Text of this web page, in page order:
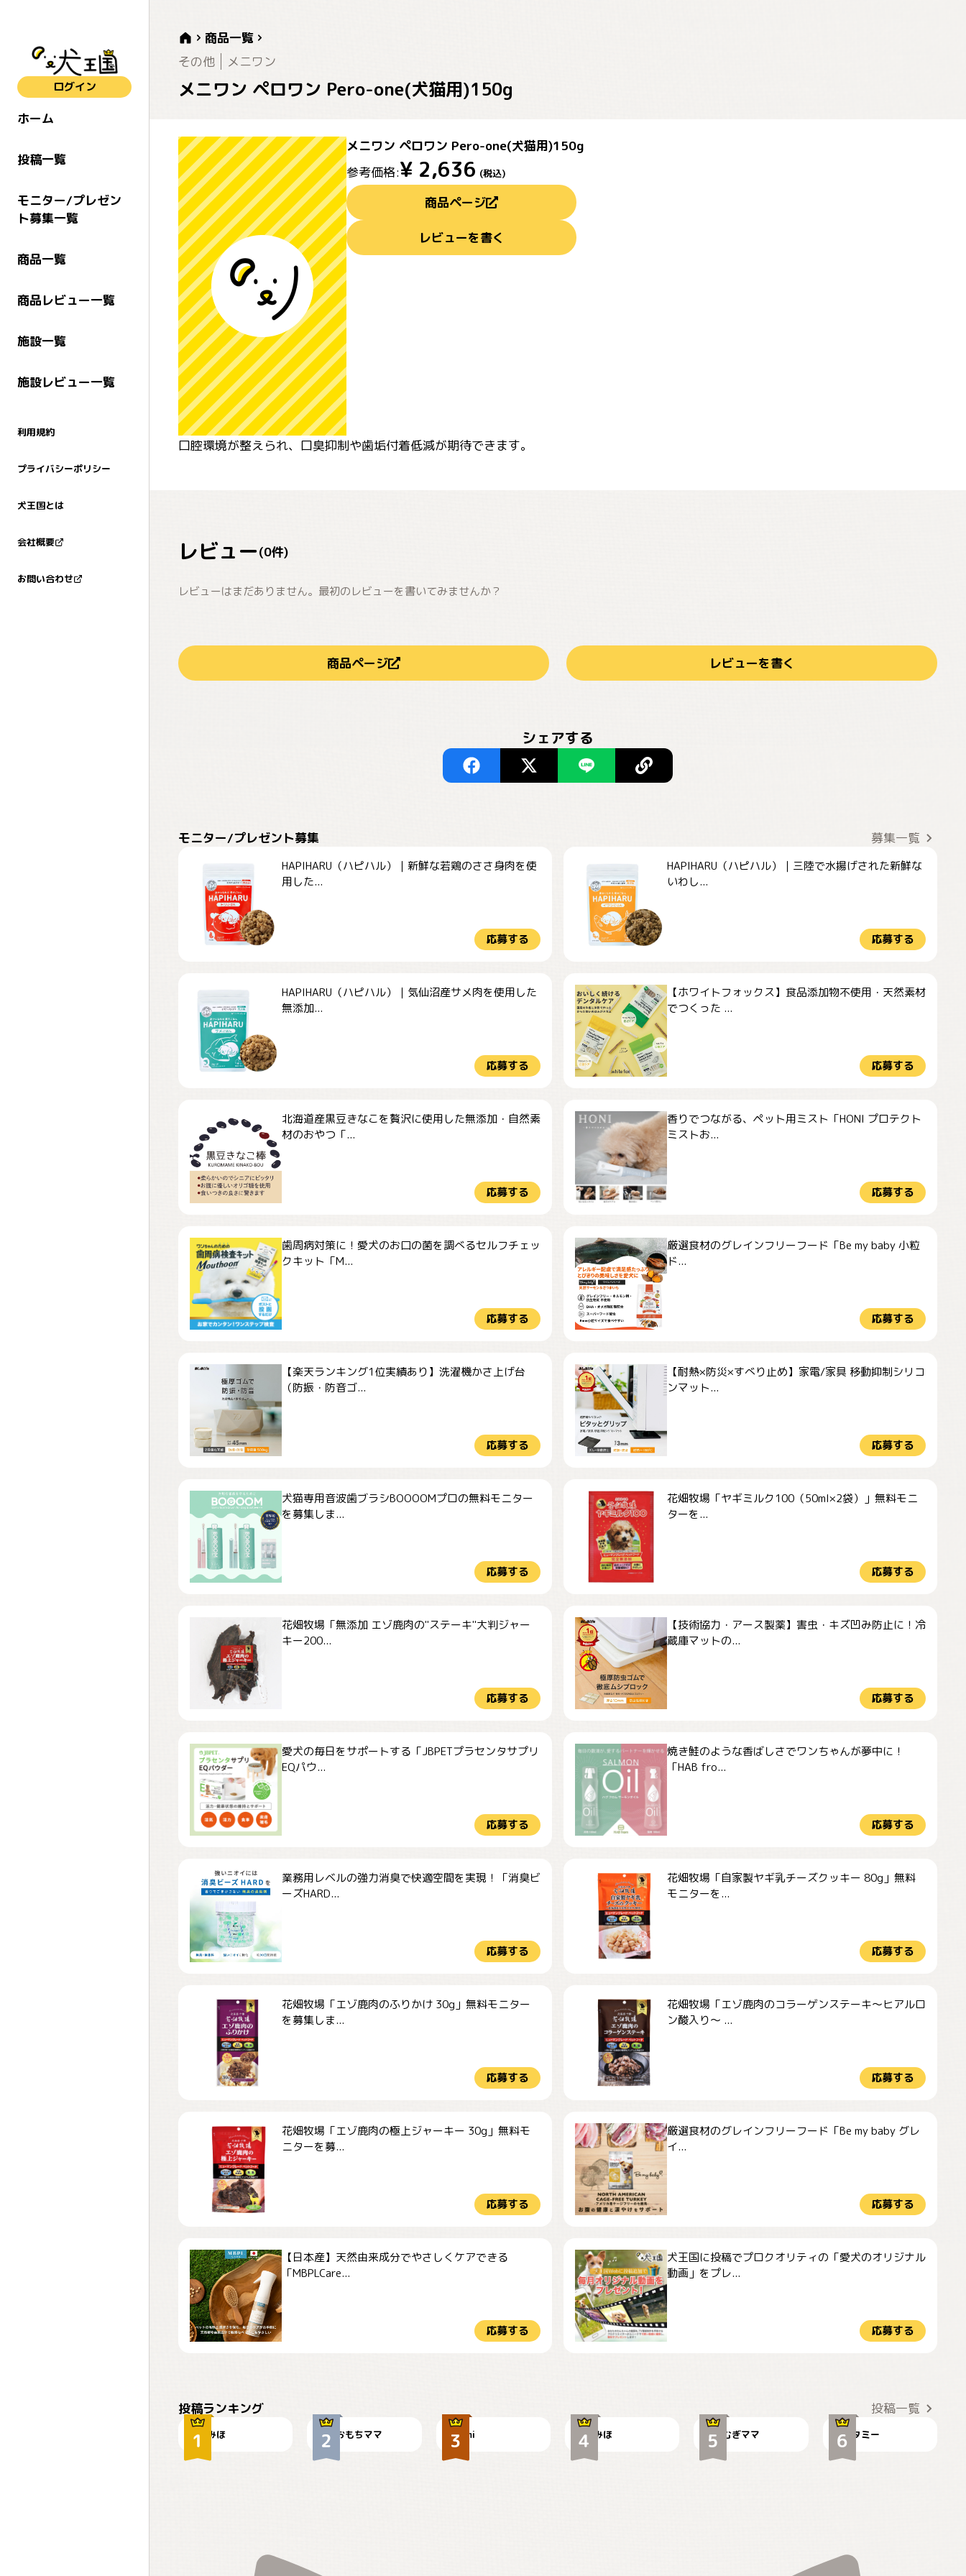
ログイン
ホーム
投稿一覧
モニター/プレゼン
ト募集一覧
商品一覧
商品レビュー一覧
施設一覧
施設レビュー一覧
利用規約
プライバシーポリシー
犬王国とは
会社概要
お問い合わせ
商品一覧
その他
メニワン
メニワン ペロワン Pero-one(犬猫用)150g
メニワン ペロワン Pero-one(犬猫用)150g
参考価格:¥ 2,636 (税込)
商品ページ
レビューを書く
口腔環境が整えられ、口臭抑制や歯垢付着低減が期待できます。
レビュー(0件)
レビューはまだありません。最初のレビューを書いてみませんか？
商品ページ レビューを書く
シェアする
モニター/プレゼント募集 募集一覧
HAPIHARU（ハピハル）｜新鮮な若鶏のささ身肉を使
用した...
応募する
HAPIHARU（ハピハル）｜三陸で水揚げされた新鮮な
いわし...
応募する
HAPIHARU（ハピハル）｜気仙沼産サメ肉を使用した
無添加...
応募する
【ホワイトフォックス】食品添加物不使用・天然素材
でつくった ...
応募する
北海道産黒豆きなこを贅沢に使用した無添加・自然素
材のおやつ「...
応募する
香りでつながる、ペット用ミスト「HONI プロテクト
ミストお...
応募する
歯周病対策に！愛犬のお口の菌を調べるセルフチェッ
クキット「M...
応募する
厳選食材のグレインフリーフード「Be my baby 小粒
ド...
応募する
【楽天ランキング1位実績あり】洗濯機かさ上げ台
（防振・防音ゴ...
応募する
【耐熱×防災×すべり止め】家電/家具 移動抑制シリコ
ンマット...
応募する
犬猫専用音波歯ブラシBOOOOMプロの無料モニター
を募集しま...
応募する
花畑牧場「ヤギミルク100（50ml×2袋）」無料モニ
ターを...
応募する
花畑牧場「無添加 エゾ鹿肉の"ステーキ"大判ジャー
キー200...
応募する
【技術協力・アース製薬】害虫・キズ凹み防止に！冷
蔵庫マットの...
応募する
愛犬の毎日をサポートする「JBPETプラセンタサプリ
EQパウ...
応募する
焼き鮭のような香ばしさでワンちゃんが夢中に！
「HAB fro...
応募する
業務用レベルの強力消臭で快適空間を実現！「消臭ビ
ーズHARD...
応募する
花畑牧場「自家製ヤギ乳チーズクッキー 80g」無料
モニターを...
応募する
花畑牧場「エゾ鹿肉のふりかけ 30g」無料モニター
を募集しま...
応募する
花畑牧場「エゾ鹿肉のコラーゲンステーキ～ヒアルロ
ン酸入り～ ...
応募する
花畑牧場「エゾ鹿肉の極上ジャーキー 30g」無料モ
ニターを募...
応募する
厳選食材のグレインフリーフード「Be my baby グレ
イ...
応募する
【日本産】天然由来成分でやさしくケアできる
「MBPLCare...
応募する
犬王国に投稿でプロクオリティの「愛犬のオリジナル
動画」をプレ...
応募する
投稿ランキング 投稿一覧
みほ おもちママ mi みほ むぎママ タミー